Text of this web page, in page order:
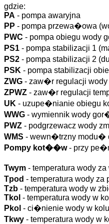
gdzie:
PA - pompa awaryjna
PP - pompa przewa�owa
PWC - pompa obiegu wody
PS1 - pompa stabilizacji 1
PS2 - pompa stabilizacji 2
PSK - pompa stabilizacji
ZWG - zaw�r regulacji
ZPWZ - zaw�r regulacji
UK - uzupe�nianie obiegu
WWG - wymiennik wody
PWZ - podgrzewacz wody
WMS - wewn�trzny modu�
Pompy kot��w- przy
Twym - temperatura wody
Tpod - temperatura wody
Tzb - temperatura wody w
Tkol - temperatura wody w
Pkol - ci�nienie wody w
Tkwy - temperatura wody